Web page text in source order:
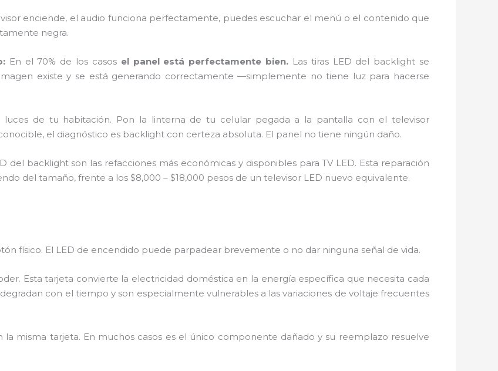
enciende, el audio funciona perfectamente, puedes escuchar el menú o el contenido que
negra.
En el 70% de los casos el panel está perfectamente bien. Las tiras LED del backlight se
existe y se está generando correctamente —simplemente no tiene luz para hacerse
luces de tu habitación. Pon la linterna de tu celular pegada a la pantalla con el televisor
el diagnóstico es backlight con certeza absoluta. El panel no tiene ningún daño.
del backlight son las refacciones más económicas y disponibles para TV LED. Esta reparación
del tamaño, frente a los $8,000 – $18,000 pesos de un televisor LED nuevo equivalente.
físico. El LED de encendido puede parpadear brevemente o no dar ninguna señal de vida.
Esta tarjeta convierte la electricidad doméstica en la energía específica que necesita cada
con el tiempo y son especialmente vulnerables a las variaciones de voltaje frecuentes
misma tarjeta. En muchos casos es el único componente dañado y su reemplazo resuelve